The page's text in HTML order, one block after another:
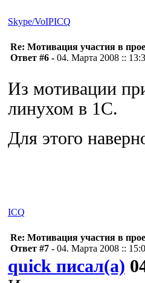
Skype/VoIPICQ
Re: Мотивация участия в
Ответ #6 - 04. Марта 2008 ::
Из мотивации
линухом в 1С.
Для этого
ICQ
Re: Мотивация участия в
Ответ #7 - 04. Марта 2008 ::
quick писал(а)